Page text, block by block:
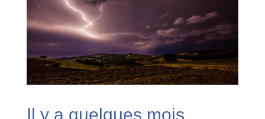
Il y a quelques mois,